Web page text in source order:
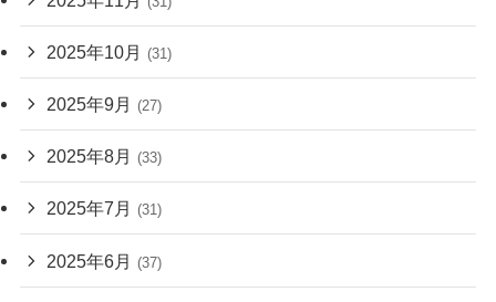
2025年10月 (31)
2025年9月 (27)
2025年8月 (33)
2025年7月 (31)
2025年6月 (37)